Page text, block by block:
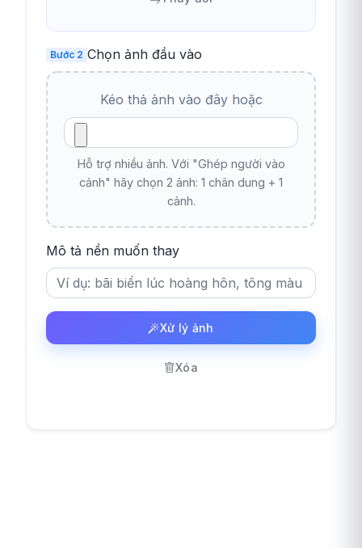
Bước 2 Chọn ảnh đầu vào
Kéo thả ảnh vào đây hoặc
Hỗ trợ nhiều ảnh. Với "Ghép người vào
cảnh" hãy chọn 2 ảnh: 1 chân dung + 1
cảnh.
Mô tả nền muốn thay
Xử lý ảnh
Xóa